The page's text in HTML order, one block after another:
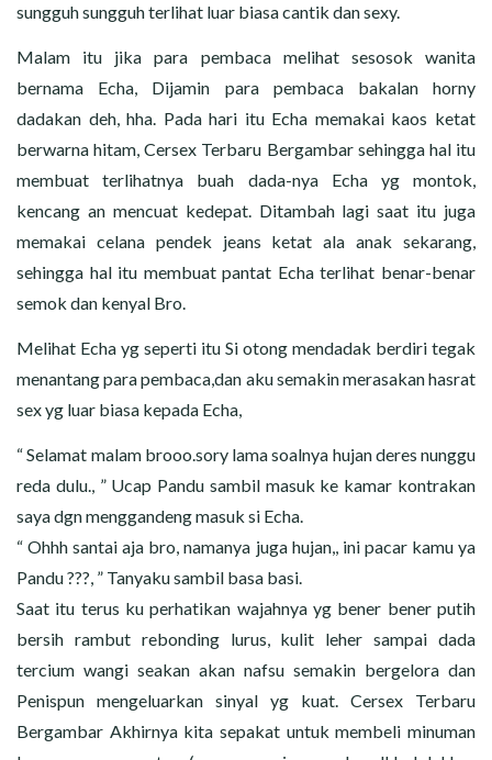
sungguh sungguh terlihat luar biasa cantik dan sexy.
Malam itu jika para pembaca melihat sesosok wanita
bernama Echa, Dijamin para pembaca bakalan horny
dadakan deh, hha. Pada hari itu Echa memakai kaos ketat
berwarna hitam, Cersex Terbaru Bergambar sehingga hal itu
membuat terlihatnya buah dada-nya Echa yg montok,
kencang an mencuat kedepat. Ditambah lagi saat itu juga
memakai celana pendek jeans ketat ala anak sekarang,
sehingga hal itu membuat pantat Echa terlihat benar-benar
semok dan kenyal Bro.
Melihat Echa yg seperti itu Si otong mendadak berdiri tegak
menantang para pembaca,dan aku semakin merasakan hasrat
sex yg luar biasa kepada Echa,
“ Selamat malam brooo.sory lama soalnya hujan deres nunggu
reda dulu., ” Ucap Pandu sambil masuk ke kamar kontrakan
saya dgn menggandeng masuk si Echa.
“ Ohhh santai aja bro, namanya juga hujan,, ini pacar kamu ya
Pandu ???, ” Tanyaku sambil basa basi.
Saat itu terus ku perhatikan wajahnya yg bener bener putih
bersih rambut rebonding lurus, kulit leher sampai dada
tercium wangi seakan akan nafsu semakin bergelora dan
Penispun mengeluarkan sinyal yg kuat. Cersex Terbaru
Bergambar Akhirnya kita sepakat untuk membeli minuman